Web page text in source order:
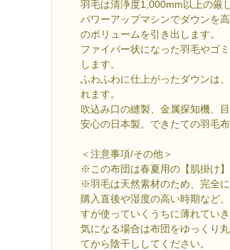
羽毛は清浄度1,000mm以上の厳
パワーアップマシンでダウンを
のボリュームを引き出します。
ファイバー状になった羽毛やゴ
します。
ふわふわに仕上がったダウンは
れます。
吹込み口の縫製、金属探知機、
安心の日本製。できたての羽毛
＜注意事項/その他＞
※この布団は春夏用の【肌掛け】
※羽毛は天然素材のため、完全に
購入直後や湿度の高い時期など
すが使っていくうちに薄れていき
気になる場合は布団をゆっくり
てから陰干ししてください。